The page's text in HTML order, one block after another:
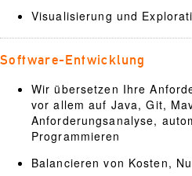
Visualisierung und
Software-Entwicklung
Wir übersetzen Ihre
vor allem auf Java, Git,
Anforderungsanalyse,
Programmieren
Balancieren von Kosten,